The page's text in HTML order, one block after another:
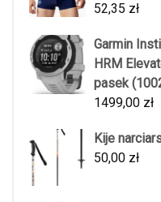
52,35 zł
Garmin
HRM
pasek
1499,00 zł
Kije
50,00 zł